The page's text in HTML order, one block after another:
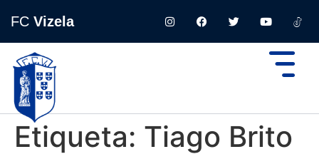
FC Vizela
Etiqueta: Tiago Brito